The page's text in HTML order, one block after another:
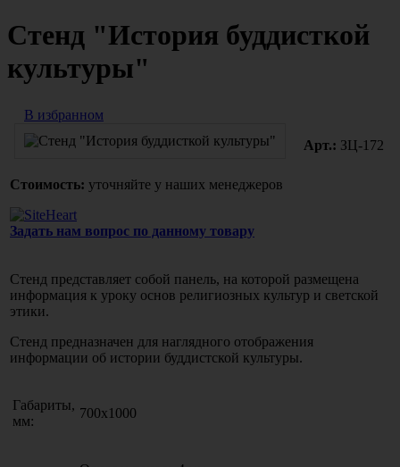
Стенд "История буддисткой
культуры"
В избранном
Арт.: ЗЦ-172
Стоимость: уточняйте у наших менеджеров
Задать нам вопрос по данному товару
Стенд представляет собой панель, на которой размещена
информация к уроку основ религиозных культур и светской
этики.
Стенд предназначен для наглядного отображения
информации об истории буддистской культуры.
Габариты,
мм:
700х1000